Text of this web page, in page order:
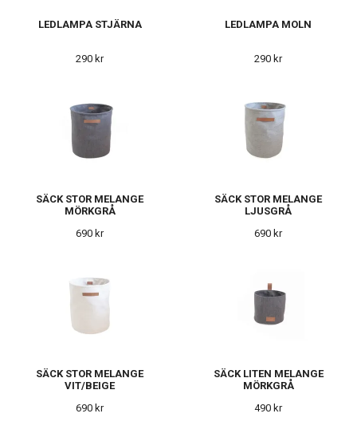
LEDLAMPA STJÄRNA
290 kr
LEDLAMPA MOLN
290 kr
SÄCK STOR MELANGE
MÖRKGRÅ
690 kr
SÄCK STOR MELANGE
LJUSGRÅ
690 kr
SÄCK STOR MELANGE
VIT/BEIGE
690 kr
SÄCK LITEN MELANGE
MÖRKGRÅ
490 kr